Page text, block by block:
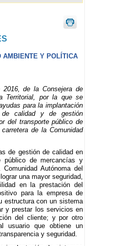
AMBIENTE Y POLÍTICA
de la Consejera de
Territorial, por la que se
para la implantación
calidad y de gestión
del transporte público de
de la Comunidad
de gestión de calidad en
público de mercancías y
Autónoma del
una mayor seguridad,
en la prestación del
para la empresa de
estructura con un sistema
y prestar los servicios en
del cliente; y por otro
usuario que obtiene un
y seguridad.